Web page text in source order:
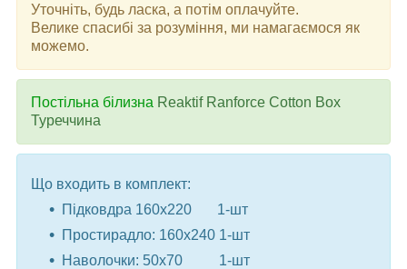
Уточніть, будь ласка, а потім оплачуйте.
Велике спасибі за розуміння, ми намагаємося як
можемо.
Постільна білизна Reaktif Ranforce Cotton Box
Туреччина
Що входить в комплект:
Підковдра 160x220 1-шт
Простирадло: 160x240 1-шт
Наволочки: 50x70 1-шт